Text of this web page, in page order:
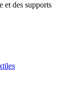
et des supports